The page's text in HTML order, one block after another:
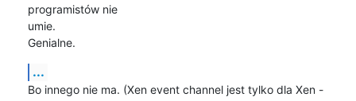
programistów nie
umie.
Genialne.
...
Bo innego nie ma. (Xen event channel jest tylko dla Xen -